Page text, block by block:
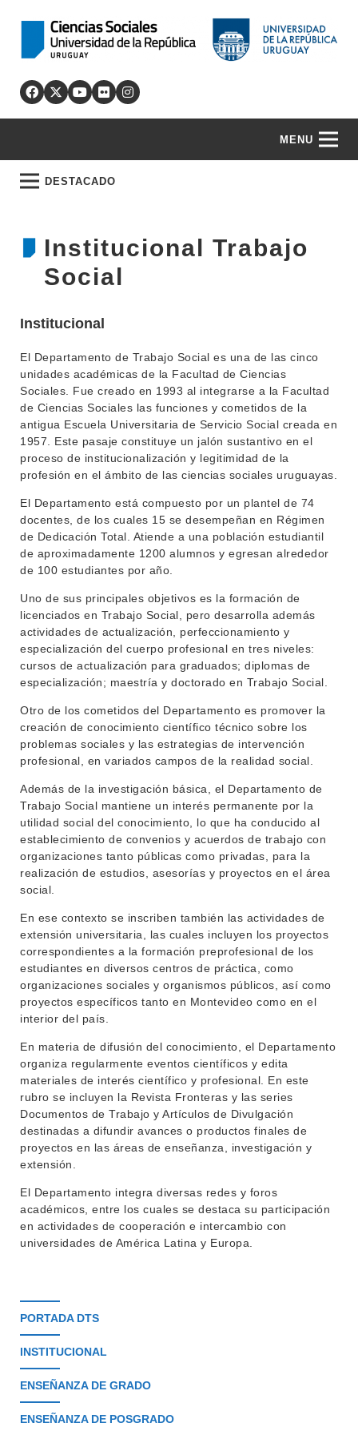
MENU
DEPARTAMENTOS
ENSEÑANZA
INVESTIGACIÓN
SERVICIOS
LLAMADOS
NOTICIAS
CONTACTO
DESTACADO
BEDELÍA
EVA FCS
OFERTA DE GRADO
POSGRADOS
EDUCACIÓN PERMANENTE
MOVILIDAD ACADÉMICA
PORTADA DTS
INSTITUCIONAL
ENSEÑANZA DE GRADO
ENSEÑANZA DE POSGRADO
Institucional Trabajo
Social
Institucional
El Departamento de Trabajo Social es una de las cinco
unidades académicas de la Facultad de Ciencias
Sociales. Fue creado en 1993 al integrarse a la Facultad
de Ciencias Sociales las funciones y cometidos de la
antigua Escuela Universitaria de Servicio Social creada en
1957. Este pasaje constituye un jalón sustantivo en el
proceso de institucionalización y legitimidad de la
profesión en el ámbito de las ciencias sociales uruguayas.
El Departamento está compuesto por un plantel de 74
docentes, de los cuales 15 se desempeñan en Régimen
de Dedicación Total. Atiende a una población estudiantil
de aproximadamente 1200 alumnos y egresan alrededor
de 100 estudiantes por año.
Uno de sus principales objetivos es la formación de
licenciados en Trabajo Social, pero desarrolla además
actividades de actualización, perfeccionamiento y
especialización del cuerpo profesional en tres niveles:
cursos de actualización para graduados; diplomas de
especialización; maestría y doctorado en Trabajo Social.
Otro de los cometidos del Departamento es promover la
creación de conocimiento científico técnico sobre los
problemas sociales y las estrategias de intervención
profesional, en variados campos de la realidad social.
Además de la investigación básica, el Departamento de
Trabajo Social mantiene un interés permanente por la
utilidad social del conocimiento, lo que ha conducido al
establecimiento de convenios y acuerdos de trabajo con
organizaciones tanto públicas como privadas, para la
realización de estudios, asesorías y proyectos en el área
social.
En ese contexto se inscriben también las actividades de
extensión universitaria, las cuales incluyen los proyectos
correspondientes a la formación preprofesional de los
estudiantes en diversos centros de práctica, como
organizaciones sociales y organismos públicos, así como
proyectos específicos tanto en Montevideo como en el
interior del país.
En materia de difusión del conocimiento, el Departamento
organiza regularmente eventos científicos y edita
materiales de interés científico y profesional. En este
rubro se incluyen la Revista Fronteras y las series
Documentos de Trabajo y Artículos de Divulgación
destinadas a difundir avances o productos finales de
proyectos en las áreas de enseñanza, investigación y
extensión.
El Departamento integra diversas redes y foros
académicos, entre los cuales se destaca su participación
en actividades de cooperación e intercambio con
universidades de América Latina y Europa.